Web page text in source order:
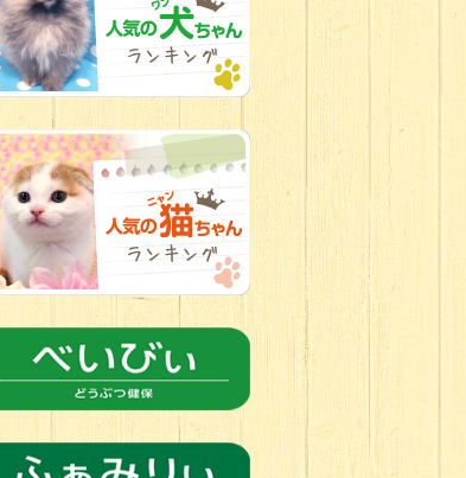
2026.07.03
ちびっこワン
コ
2026.07.01ダラダラな猫
スタッフ
新入生
2026.06.24
人懐っこすぎ
なわんちゃんず
2026.06.21
転入生のご紹
介(*ﾉωﾉ)